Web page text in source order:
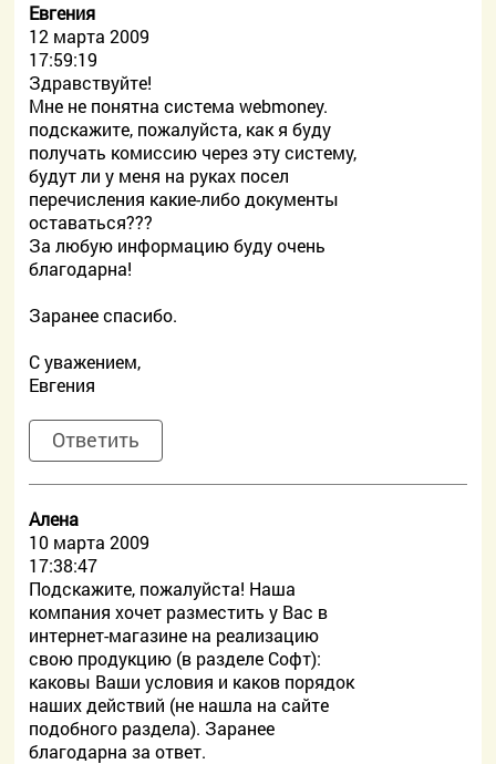
Евгения
12 марта 2009
17:59:19
Здравствуйте!
Мне не понятна система webmoney.
подскажите, пожалуйста, как я буду
получать комиссию через эту систему,
будут ли у меня на руках посел
перечисления какие-либо документы
оставаться???
За любую информацию буду очень
благодарна!
Заранее спасибо.
С уважением,
Евгения
Ответить
Алена
10 марта 2009
17:38:47
Подскажите, пожалуйста! Наша
компания хочет разместить у Вас в
интернет-магазине на реализацию
свою продукцию (в разделе Софт):
каковы Ваши условия и каков порядок
наших действий (не нашла на сайте
подобного раздела). Заранее
благодарна за ответ.